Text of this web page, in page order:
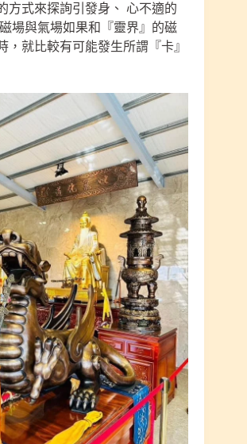
方式來探詢引發身、 心不適的
場與氣場如果和『靈界』的磁
，就比較有可能發生所謂『卡』